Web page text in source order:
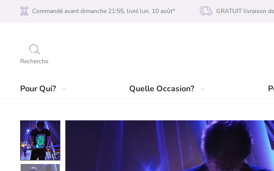
Recherche
Pour Qui? Quelle Occasion?
Commandé avant dimanche 21:55, livré lun. 10 août* GRATUIT livraison